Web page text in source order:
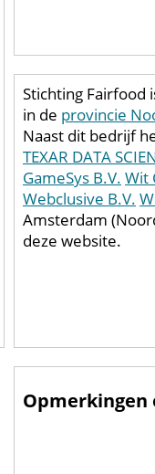
Stichting Fairfood
in de provincie
Naast dit bedrijf
TEXAR DATA
GameSys B.V. Wit
Webclusive B.V.
Amsterdam
deze website.
Opmerkingen